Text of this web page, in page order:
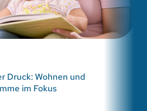
Druck: Wohnen und
im Fokus